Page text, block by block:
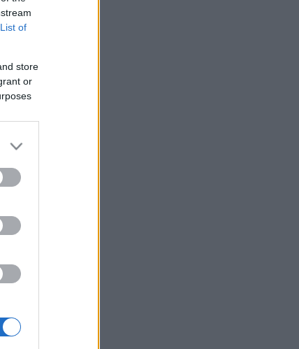
List of
store
or